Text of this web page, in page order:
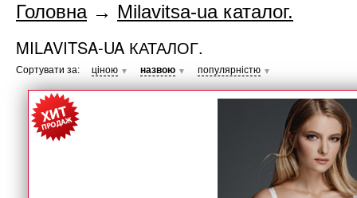
Головна→ Milavitsa-ua каталог.
MILAVITSA-UA КАТАЛОГ.
Сортувати за: ціною ▼ назвою ▼ популярністю ▼